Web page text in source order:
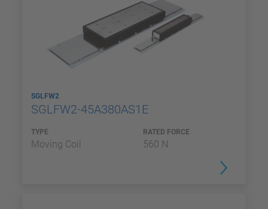
SGLFW2
SGLFW2-45A380AS1E
TYPE
Moving Coil
RATED FORCE
560 N